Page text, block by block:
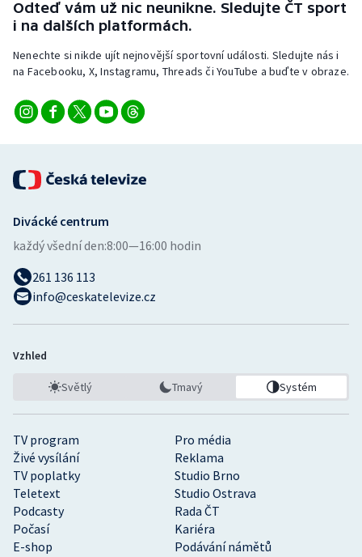
Odteď vám už nic neunikne. Sledujte ČT sport
i na dalších platformách.
Nenechte si nikde ujít nejnovější sportovní události. Sledujte nás i
na Facebooku, X, Instagramu, Threads či YouTube a buďte v obraze.
TV program
Pro média
Živé vysílání
Reklama
TV poplatky
Studio Brno
Teletext
Studio Ostrava
Podcasty
Rada ČT
Počasí
Kariéra
E-shop
Podávání námětů
Divácké centrum
každý všední den:8:00—16:00 hodin
261 136 113
info@ceskatelevize.cz
Vzhled
Světlý Tmavý Systém